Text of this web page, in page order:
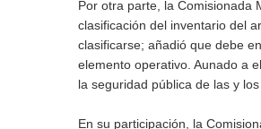
Por otra parte, la Comisionada
clasificación del inventario del
clasificarse; añadió que debe
elemento operativo. Aunado a
la seguridad pública de las y
En su participación, la